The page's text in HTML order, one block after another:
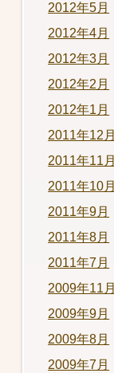
2012年5月
2012年4月
2012年3月
2012年2月
2012年1月
2011年12月
2011年11月
2011年10月
2011年9月
2011年8月
2011年7月
2009年11月
2009年9月
2009年8月
2009年7月